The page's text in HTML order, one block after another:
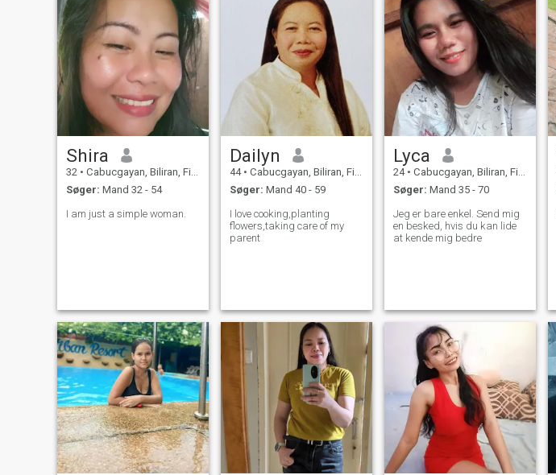
Shira
32 • Cabucgayan, Biliran, Filippinerne
Søger: Mand 32 - 54
I am just a simple woman.
Dailyn
44 • Cabucgayan, Biliran, Filippinerne
Søger: Mand 40 - 59
I love cooking,planting
flowers,taking care of my
parent
Lyca
24 • Cabucgayan, Biliran, Filippinerne
Søger: Mand 35 - 70
Jeg er bare enkel. Send mig
en besked, hvis du kan lide
at kende mig bedre